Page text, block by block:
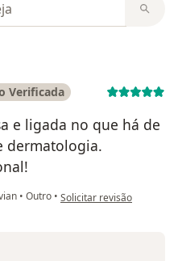
Verificada
e ligada no que há de
dermatologia.
• Outro • na opinião do utilizador
Solicitar revisão